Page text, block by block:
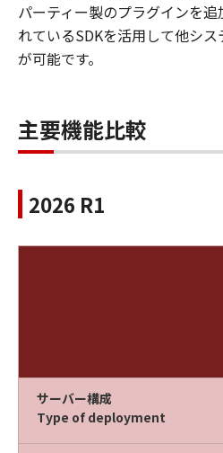
パーティー製のプラグインを
れているSDKを活用して他シ
が可能です。
主要機能比較
2026 R1
サーバー構成
Type of deployment